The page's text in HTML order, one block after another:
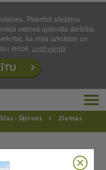
Piekrītot sīkdatņu
vietnes optimāla darbība.
ka mēs uzkrāsim un
ierīcē. Lasīt vairāk
- Šķirnes
Ziemas